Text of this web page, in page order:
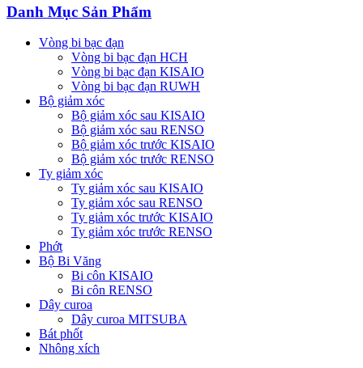
Danh Mục Sản Phẩm
Vòng bi bạc đạn
Vòng bi bạc đạn HCH
Vòng bi bạc đạn KISAIO
Vòng bi bạc đạn RUWH
Bộ giảm xóc
Bộ giảm xóc sau KISAIO
Bộ giảm xóc sau RENSO
Bộ giảm xóc trước KISAIO
Bộ giảm xóc trước RENSO
Ty giảm xóc
Ty giảm xóc sau KISAIO
Ty giảm xóc sau RENSO
Ty giảm xóc trước KISAIO
Ty giảm xóc trước RENSO
Phớt
Bộ Bi Văng
Bi côn KISAIO
Bi côn RENSO
Dây curoa
Dây curoa MITSUBA
Bát phốt
Nhông xích